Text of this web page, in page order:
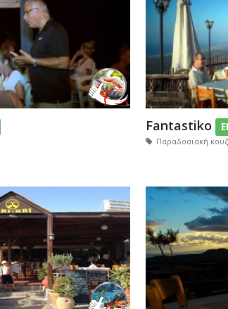
Fantastiko
Παραδοσιακή